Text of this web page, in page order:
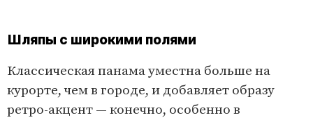
Шляпы с широкими полями
Классическая панама уместна больше на
курорте, чем в городе, и добавляет образу
ретро-акцент — конечно, особенно в